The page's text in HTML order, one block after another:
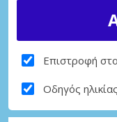
Επιστροφή
Οδηγός